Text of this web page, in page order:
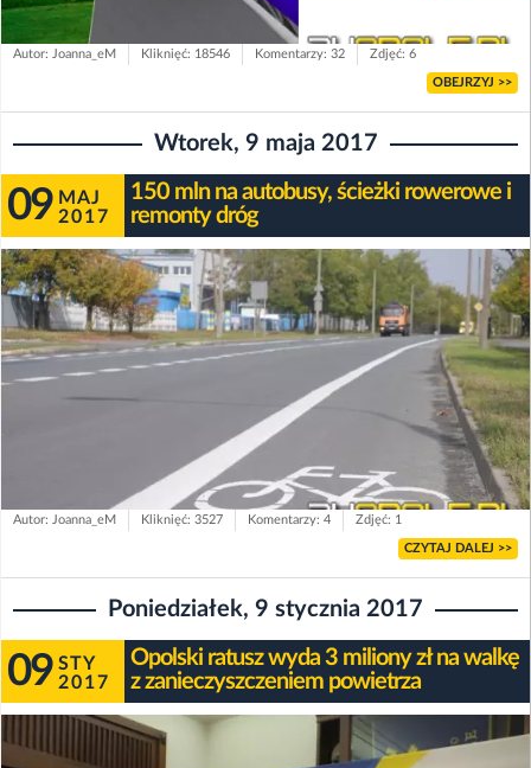
Autor: Joanna_eM Kliknięć: 18546 Komentarzy: 32 Zdjęć: 6
OBEJRZYJ >>
Wtorek, 9 maja 2017
09 MAJ
2017
150 mln na autobusy, ścieżki rowerowe i
remonty dróg
Autor: Joanna_eM Kliknięć: 3527 Komentarzy: 4 Zdjęć: 1
CZYTAJ DALEJ >>
Poniedziałek, 9 stycznia 2017
09 STY
2017
Opolski ratusz wyda 3 miliony zł na walkę
z zanieczyszczeniem powietrza